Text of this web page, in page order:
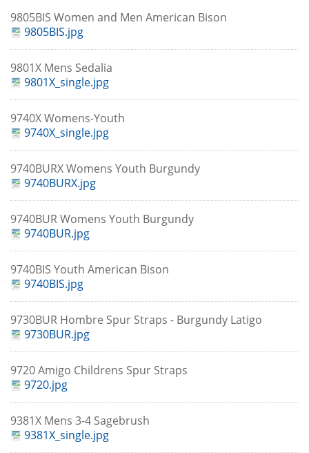
9805BIS Women and Men American Bison
9805BIS.jpg
9801X Mens Sedalia
9801X_single.jpg
9740X Womens-Youth
9740X_single.jpg
9740BURX Womens Youth Burgundy
9740BURX.jpg
9740BUR Womens Youth Burgundy
9740BUR.jpg
9740BIS Youth American Bison
9740BIS.jpg
9730BUR Hombre Spur Straps - Burgundy Latigo
9730BUR.jpg
9720 Amigo Childrens Spur Straps
9720.jpg
9381X Mens 3-4 Sagebrush
9381X_single.jpg